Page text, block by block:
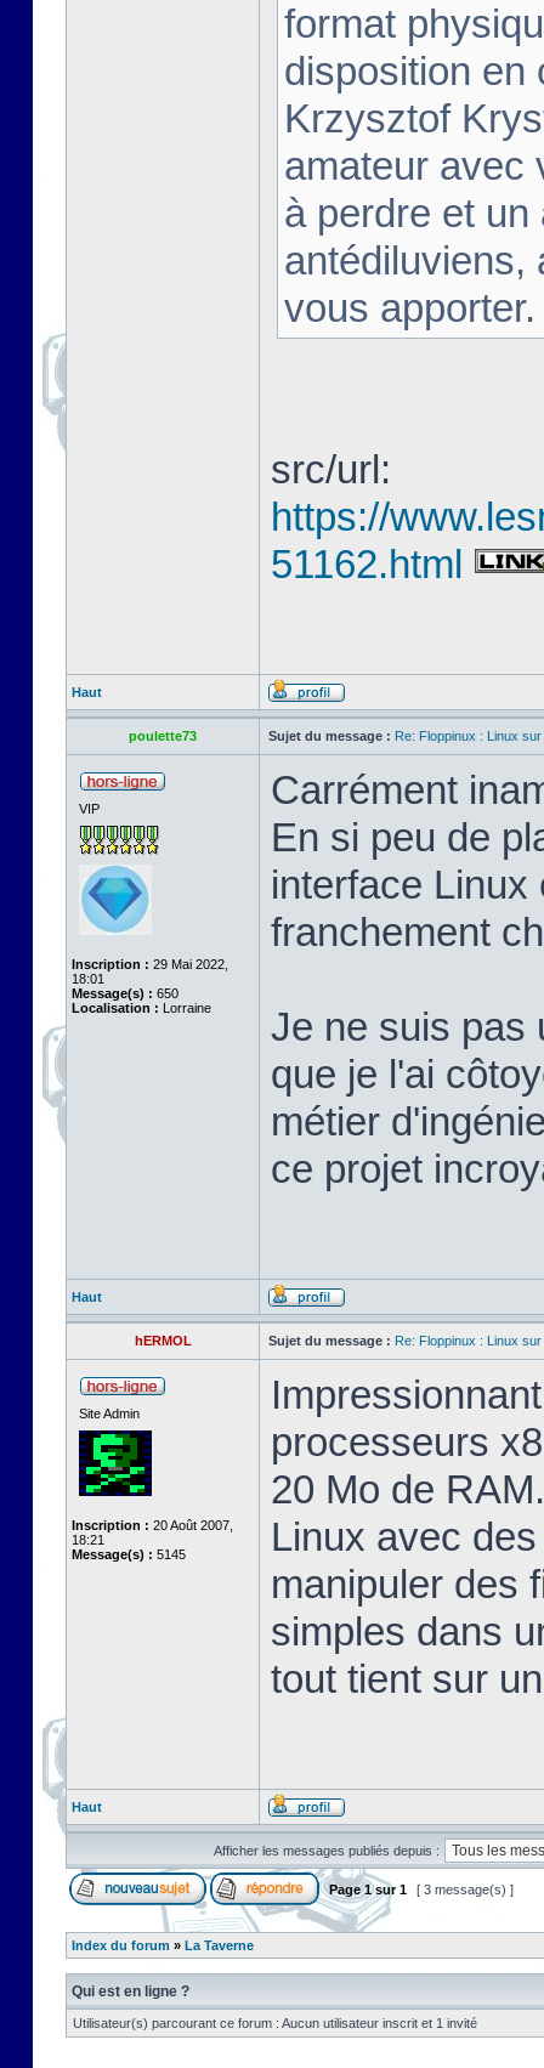
format
disposition en
Krzysztof
amateur avec
à perdre et
antédiluviens,
vous
src/url:
https://
51162.html
Haut
poulette73 Sujet du message : Re: Floppinux : Linux
VIP
Inscription : 29 Mai 2022,
18:01
Message(s) : 650
Localisation : Lorraine
Carrément
En si peu de
interface Linux
franchement
Je ne suis pas
que je l'ai
métier
ce projet
Haut
hERMOL Sujet du message : Re: Floppinux : Linux
Site Admin
Inscription : 20 Août 2007,
18:21
Message(s) : 5145
processeurs
20 Mo de
Linux avec
manipuler des
simples dans
tout tient sur
Haut
Afficher les messages publiés depuis :
Page1sur1 [ 3 message(s) ]
Index du forum » La Taverne
Qui est en ligne ?
Utilisateur(s) parcourant ce forum : Aucun utilisateur inscrit et 1 invité